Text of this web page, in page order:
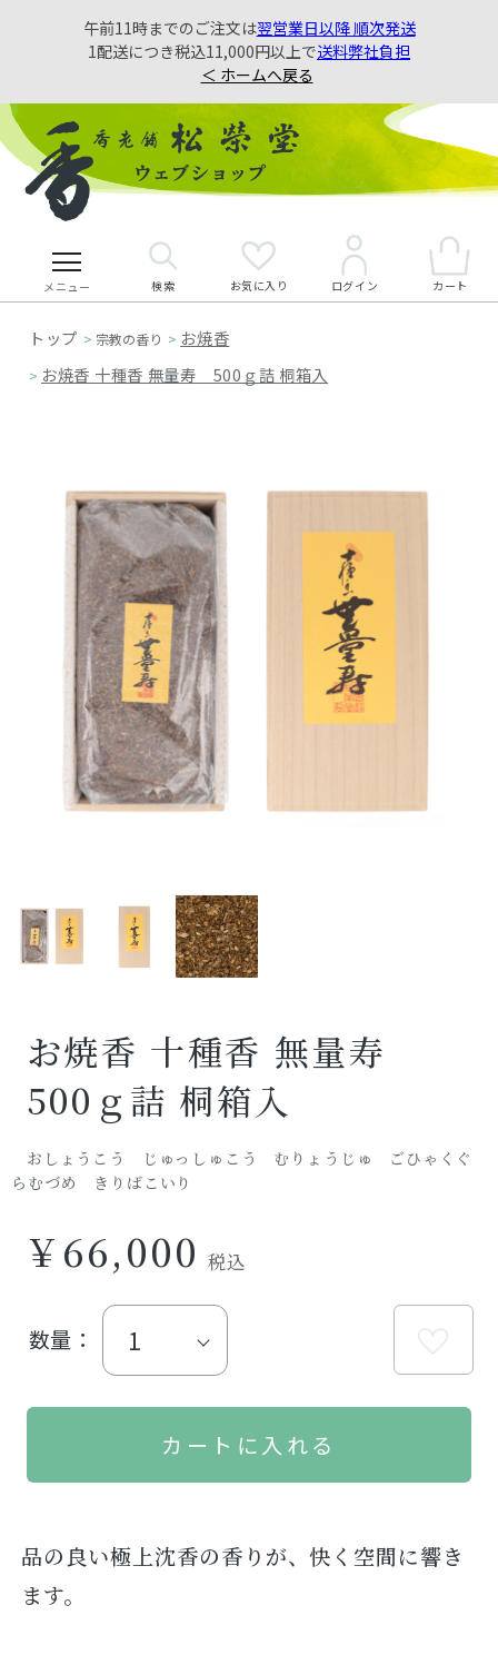
午前11時までのご注文は翌営業日以降 順次発送
1配送につき税込11,000円以上で送料弊社負担
＜ ホームへ戻る
メニュー 検索 お気に入り ログイン カート
> 宗教の香り > お焼香
> お焼香 十種香 無量寿 500ｇ詰 桐箱入
お焼香 十種香 無量寿
500ｇ詰 桐箱入
おしょうこう じゅっしゅこう むりょうじゅ ごひゃくぐ
らむづめ きりばこいり
￥66,000
数量：
品の良い極上沈香の香りが、快く空間に響き
ます。